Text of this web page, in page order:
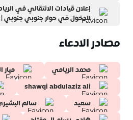
إعلان قيادات الانتقالي في
للدخول في حوار جنوبي جنوبي |
مصادر الادعاء
محمد الريامي
ميار
shawqi abdulaziz ali
سعيد
سالم